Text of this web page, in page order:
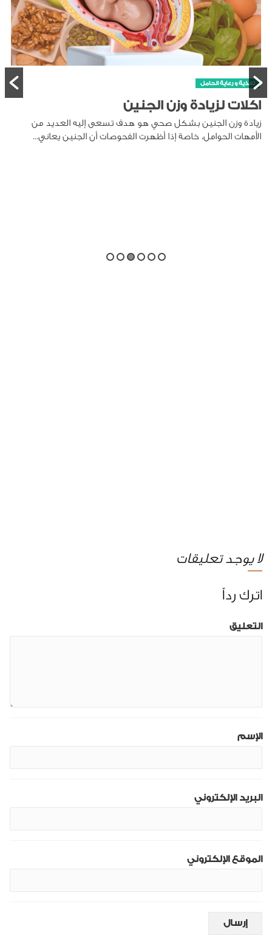
تغذية و رعاية الحامل
اكلات لزيادة وزن الجنين
زيادة وزن الجنين بشكل صحي هو هدف تسعى إليه العديد من
الأمهات الحوامل، خاصة إذا أظهرت الفحوصات أن الجنين يعاني...
لا يوجد تعليقات
اترك رداً
التعليق
الإسم
البريد الإلكتروني
الموقع الإلكتروني